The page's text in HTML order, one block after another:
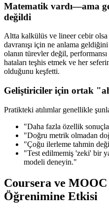
Matematik vardı—ama
değildi
Altta kalkülüs ve lineer cebir
davranışı için ne anlama
olanın türevler değil,
hataları teşhis etmek ve her
olduğunu keşfetti.
Geliştiriciler için ortak
Pratikteki atılımlar genellikle
"Daha fazla özellik
"Doğru metrik olmadan
"Çoğu ilerleme tahmin
"Test edilmemiş 'zeki' bir
modeli deneyin."
Coursera ve
Öğrenimine Etkisi